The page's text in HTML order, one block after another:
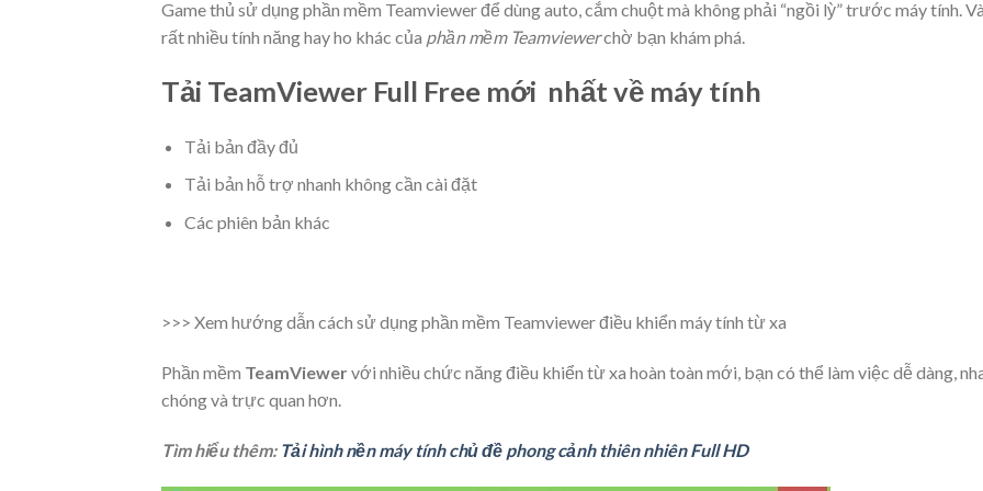
Game thủ sử dụngphần mềm Teamviewerđể dùng auto, cắm chuột mà không phải “ngồi lỳ” trước máy tính. Và
rất nhiều tính năng hay ho khác của phần mềm Teamviewerchờ bạn khám phá.
Tải TeamViewer Full Free mới nhất về máy tính
Tải bản đầy đủ
Tải bản hỗ trợ nhanh không cần cài đặt
Các phiên bản khác
>>> Xem hướng dẫn cách sử dụng phần mềm Teamviewer điều khiển máy tính từ xa
Phần mềm TeamViewervới nhiều chức năng điều khiển từ xa hoàn toàn mới, bạn có thể làm việc dễ dàng,
chóng và trực quan hơn.
Tìm hiểu thêm: Tải hình nền máy tính chủ đề phong cảnh thiên nhiên Full HD